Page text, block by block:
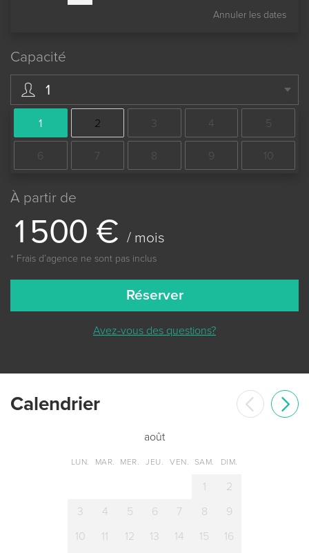
Annuler les dates
Capacité
1
1 2 3 4 5
6 7 8 9 10
À partir de
1 500 € / mois
* Frais dʼagence ne sont pas inclus
Réserver
Avez-vous des questions?
Сalendrier
août
LUN. MAR. MER. JEU. VEN. SAM. DIM.
1
2
3
4 5 6 7 8
9
10
11 12 13 14 15 16